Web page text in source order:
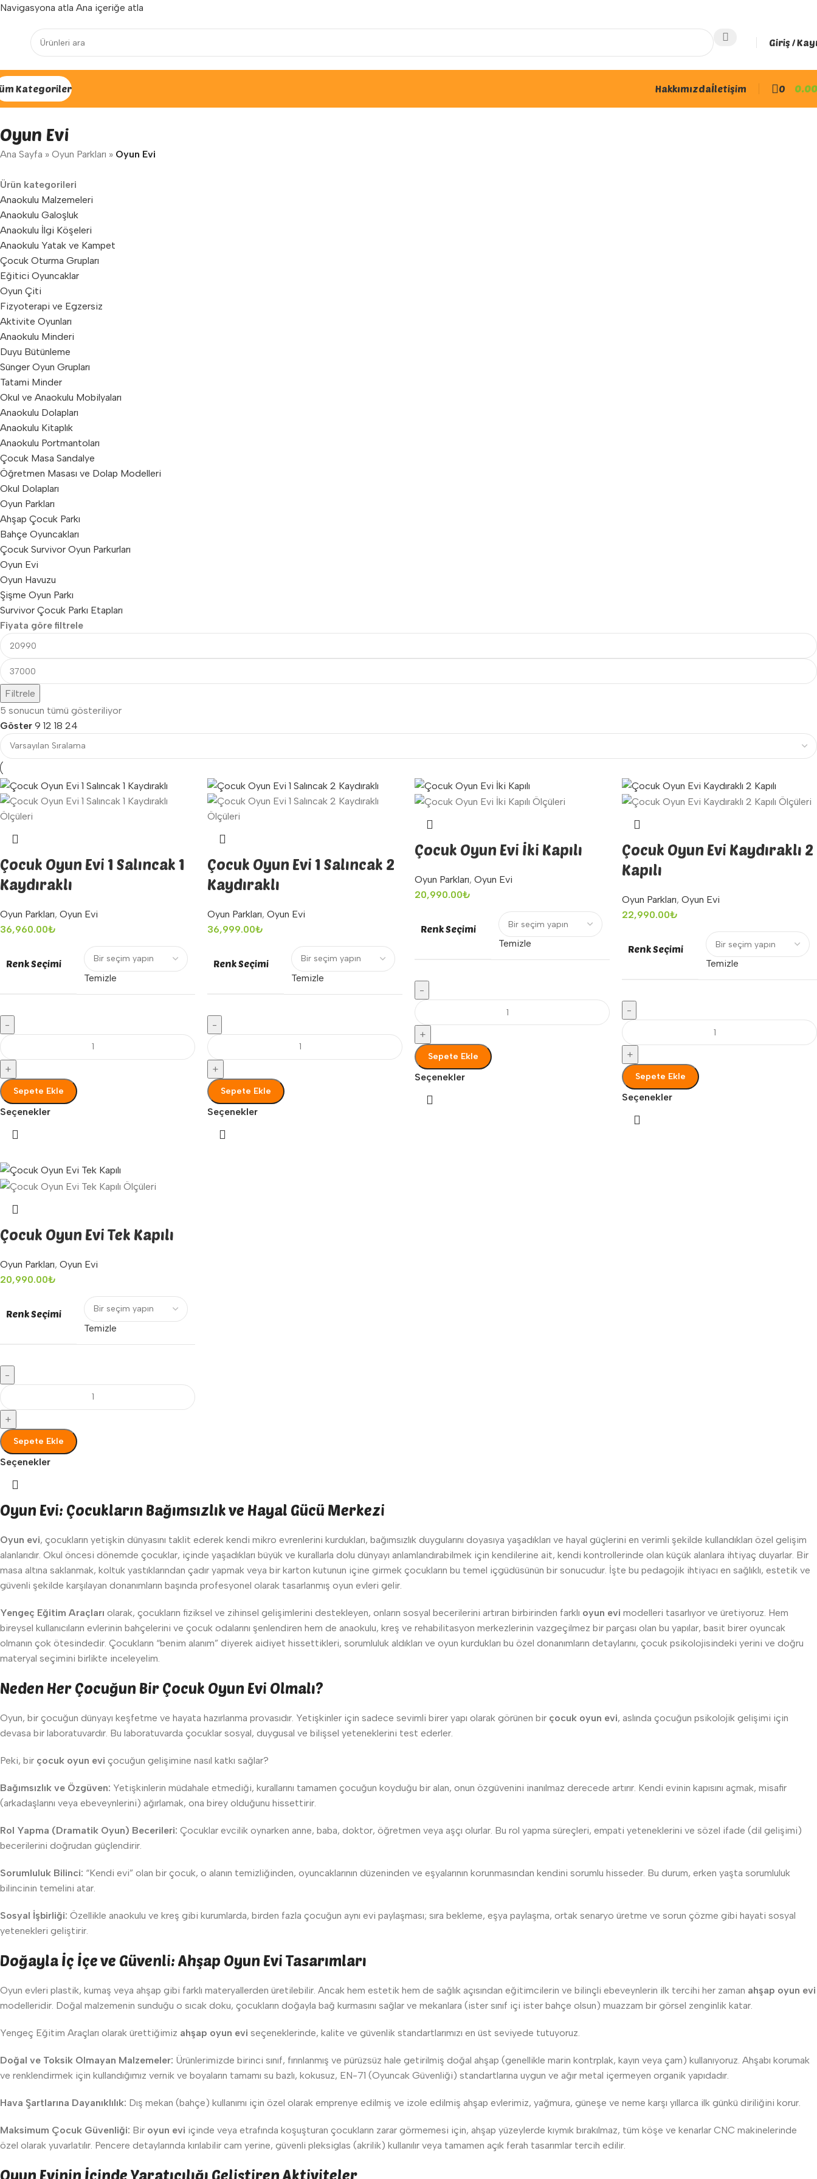
Navigasyona atla Ana içeriğe atla
Yenilenen arayüzümüz ile hizmetinizdeyiz...
Giriş /
Kategoriler Hakkımızdaİletişim 0 0.00
Oyun Evi
Ana Sayfa » Oyun Parkları » Oyun Evi
Ürün kategorileri
Anaokulu Malzemeleri
Anaokulu Galoşluk
Anaokulu İlgi Köşeleri
Anaokulu Yatak ve Kampet
Çocuk Oturma Grupları
Eğitici Oyuncaklar
Oyun Çiti
Fizyoterapi ve Egzersiz
Aktivite Oyunları
Anaokulu Minderi
Duyu Bütünleme
Sünger Oyun Grupları
Tatami Minder
Okul ve Anaokulu Mobilyaları
Anaokulu Dolapları
Anaokulu Kitaplık
Anaokulu Portmantoları
Çocuk Masa Sandalye
Öğretmen Masası ve Dolap Modelleri
Okul Dolapları
Oyun Parkları
Ahşap Çocuk Parkı
Bahçe Oyuncakları
Çocuk Survivor Oyun Parkurları
Oyun Evi
Oyun Havuzu
Şişme Oyun Parkı
Survivor Çocuk Parkı Etapları
Fiyata göre filtrele
Filtrele
5 sonucun tümü gösteriliyor
Göster 9 12 18 24
Çocuk Oyun Evi 1 Salıncak 1
Kaydıraklı
Oyun Parkları, Oyun Evi
36,960.00₺
Renk Seçimi
Temizle
-
+
Sepete Ekle
Seçenekler
Çocuk Oyun Evi 1 Salıncak 2
Kaydıraklı
Oyun Parkları, Oyun Evi
36,999.00₺
Renk Seçimi
Temizle
-
+
Sepete Ekle
Seçenekler
Çocuk Oyun Evi İki Kapılı
Oyun Parkları, Oyun Evi
20,990.00₺
Renk Seçimi
Temizle
-
+
Sepete Ekle
Seçenekler
Çocuk Oyun Evi Kaydıraklı 2
Kapılı
Oyun Parkları, Oyun Evi
22,990.00₺
Renk Seçimi
Temizle
-
+
Sepete Ekle
Seçenekler
Çocuk Oyun Evi Tek Kapılı
Oyun Parkları, Oyun Evi
20,990.00₺
Renk Seçimi
Temizle
-
+
Sepete Ekle
Seçenekler
Oyun Evi: Çocukların Bağımsızlık ve Hayal Gücü Merkezi
Oyun evi, çocukların yetişkin dünyasını taklit ederek kendi mikro evrenlerini kurdukları, bağımsızlık duygularını doyasıya yaşadıkları ve hayal güçlerini en verimli şekilde kullandıkları özel gelişim
alanlarıdır. Okul öncesi dönemde çocuklar, içinde yaşadıkları büyük ve kurallarla dolu dünyayı anlamlandırabilmek için kendilerine ait, kendi kontrollerinde olan küçük alanlara ihtiyaç duyarlar. Bir
masa altına saklanmak, koltuk yastıklarından çadır yapmak veya bir karton kutunun içine girmek çocukların bu temel içgüdüsünün bir sonucudur. İşte bu pedagojik ihtiyacı en sağlıklı, estetik ve
güvenli şekilde karşılayan donanımların başında profesyonel olarak tasarlanmış oyun evleri gelir.
Yengeç Eğitim Araçları olarak, çocukların fiziksel ve zihinsel gelişimlerini destekleyen, onların sosyal becerilerini artıran birbirinden farklı oyun evi modelleri tasarlıyor ve üretiyoruz. Hem
bireysel kullanıcıların evlerinin bahçelerini ve çocuk odalarını şenlendiren hem de anaokulu, kreş ve rehabilitasyon merkezlerinin vazgeçilmez bir parçası olan bu yapılar, basit birer oyuncak
olmanın çok ötesindedir. Çocukların “benim alanım” diyerek aidiyet hissettikleri, sorumluluk aldıkları ve oyun kurdukları bu özel donanımların detaylarını, çocuk psikolojisindeki yerini ve doğru
materyal seçimini birlikte inceleyelim.
Neden Her Çocuğun Bir Çocuk Oyun Evi Olmalı?
Oyun, bir çocuğun dünyayı keşfetme ve hayata hazırlanma provasıdır. Yetişkinler için sadece sevimli birer yapı olarak görünen bir çocuk oyun evi, aslında çocuğun psikolojik gelişimi için
devasa bir laboratuvardır. Bu laboratuvarda çocuklar sosyal, duygusal ve bilişsel yeteneklerini test ederler.
Peki, bir çocuk oyun evi çocuğun gelişimine nasıl katkı sağlar?
Bağımsızlık ve Özgüven: Yetişkinlerin müdahale etmediği, kurallarını tamamen çocuğun koyduğu bir alan, onun özgüvenini inanılmaz derecede artırır. Kendi evinin kapısını açmak, misafir
(arkadaşlarını veya ebeveynlerini) ağırlamak, ona birey olduğunu hissettirir.
Rol Yapma (Dramatik Oyun) Becerileri: Çocuklar evcilik oynarken anne, baba, doktor, öğretmen veya aşçı olurlar. Bu rol yapma süreçleri, empati yeteneklerini ve sözel ifade (dil gelişimi)
becerilerini doğrudan güçlendirir.
Sorumluluk Bilinci: “Kendi evi” olan bir çocuk, o alanın temizliğinden, oyuncaklarının düzeninden ve eşyalarının korunmasından kendini sorumlu hisseder. Bu durum, erken yaşta sorumluluk
bilincinin temelini atar.
Sosyal İşbirliği: Özellikle anaokulu ve kreş gibi kurumlarda, birden fazla çocuğun aynı evi paylaşması; sıra bekleme, eşya paylaşma, ortak senaryo üretme ve sorun çözme gibi hayati sosyal
yetenekleri geliştirir.
Doğayla İç İçe ve Güvenli: Ahşap Oyun Evi Tasarımları
Oyun evleri plastik, kumaş veya ahşap gibi farklı materyallerden üretilebilir. Ancak hem estetik hem de sağlık açısından eğitimcilerin ve bilinçli ebeveynlerin ilk tercihi her zaman ahşap oyun evi
modelleridir. Doğal malzemenin sunduğu o sıcak doku, çocukların doğayla bağ kurmasını sağlar ve mekanlara (ister sınıf içi ister bahçe olsun) muazzam bir görsel zenginlik katar.
Yengeç Eğitim Araçları olarak ürettiğimiz ahşap oyun evi seçeneklerinde, kalite ve güvenlik standartlarımızı en üst seviyede tutuyoruz.
Doğal ve Toksik Olmayan Malzemeler: Ürünlerimizde birinci sınıf, fırınlanmış ve pürüzsüz hale getirilmiş doğal ahşap (genellikle marin kontrplak, kayın veya çam) kullanıyoruz. Ahşabı korumak
ve renklendirmek için kullandığımız vernik ve boyaların tamamı su bazlı, kokusuz, EN-71 (Oyuncak Güvenliği) standartlarına uygun ve ağır metal içermeyen organik yapıdadır.
Hava Şartlarına Dayanıklılık: Dış mekan (bahçe) kullanımı için özel olarak emprenye edilmiş ve izole edilmiş ahşap evlerimiz, yağmura, güneşe ve neme karşı yıllarca ilk günkü diriliğini korur.
Maksimum Çocuk Güvenliği: Bir oyun evi içinde veya etrafında koşuşturan çocukların zarar görmemesi için, ahşap yüzeylerde kıymık bırakılmaz, tüm köşe ve kenarlar CNC makinelerinde
özel olarak yuvarlatılır. Pencere detaylarında kırılabilir cam yerine, güvenli pleksiglas (akrilik) kullanılır veya tamamen açık ferah tasarımlar tercih edilir.
Oyun Evinin İçinde Yaratıcılığı Geliştiren Aktiviteler